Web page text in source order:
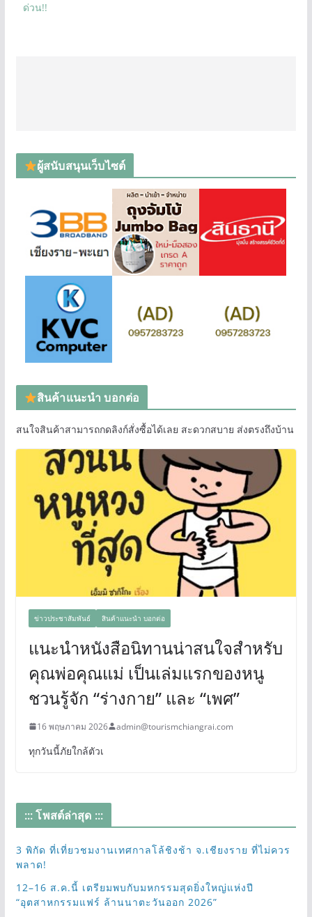
ด่วน!!
ผู้สนับสนุนเว็บไซต์
สินค้าแนะนำ บอกต่อ
สนใจสินค้าสามารถกดลิงก์สั่งซื้อได้เลย สะดวกสบาย ส่งตรงถึงบ้าน
ข่าวประชาสัมพันธ์ สินค้าแนะนำ บอกต่อ
แนะนำหนังสือนิทานน่าสนใจสำหรับ
คุณพ่อคุณแม่ เป็นเล่มแรกของหนู
ชวนรู้จัก “ร่างกาย” และ “เพศ”
16 พฤษภาคม 2026 admin@tourismchiangrai.com
ทุกวันนี้ภัยใกล้ตัวเ
::: โพสต์ล่าสุด :::
3 พิกัด ที่เที่ยวชมงานเทศกาลโล้ชิงช้า จ.เชียงราย ที่ไม่ควร
พลาด!
12–16 ส.ค.นี้ เตรียมพบกับมหกรรมสุดยิ่งใหญ่แห่งปี
“อุตสาหกรรมแฟร์ ล้านนาตะวันออก 2026”